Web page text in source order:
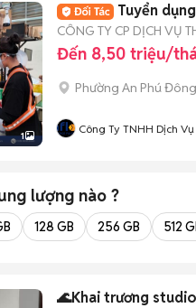
1
Tuyển
CÔNG TY CP DỊCH VỤ
Đến 8,50 triệu/
Phường An Phú Đông
Công Ty TNHH Dịch Vụ
lượng nào ?
128 GB 256 GB 512
🌊Khai trương